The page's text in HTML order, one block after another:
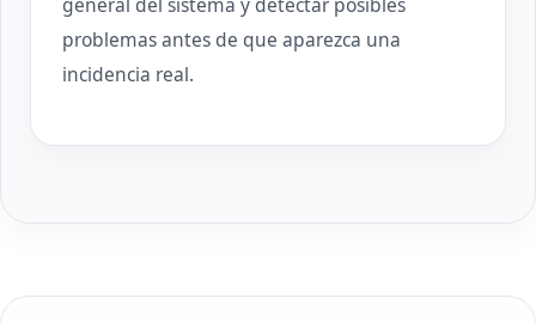
problemas antes de que aparezca una
incidencia real.